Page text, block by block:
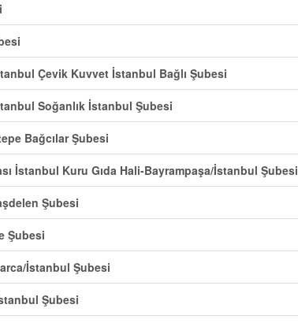
Çevik Kuvvet İstanbul Bağlı Şubesi
Soğanlık İstanbul Şubesi
Bağcılar Şubesi
İstanbul Kuru Gıda Hali-Bayrampaşa/İstanbul Şubesi
Şubesi
Şubesi
İstanbul Şubesi
Şubesi